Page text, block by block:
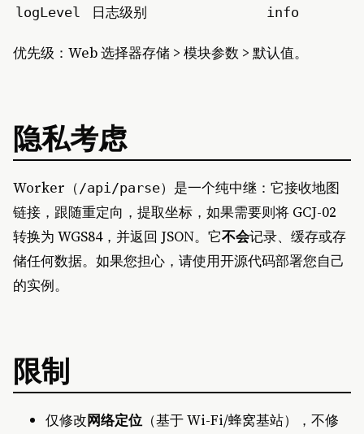
logLevel
日志级别 info
优先级：Web 选择器存储 > 模块参数 > 默认值。
隐私考虑
Worker（ /api/parse）是一个纯中继：它接收地图
链接，跟随重定向，提取坐标，如果需要则将 GCJ-02
转换为 WGS84，并返回 JSON。它不会记录、缓存或存
储任何数据。如果您担心，请使用开源代码部署您自己
的实例。
限制
仅修改网络定位 （基于 Wi-Fi/蜂窝基站），不修